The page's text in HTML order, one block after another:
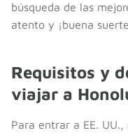
búsqueda de las
atento y ¡buena
Requisitos y
viajar a
Para entrar a EE.